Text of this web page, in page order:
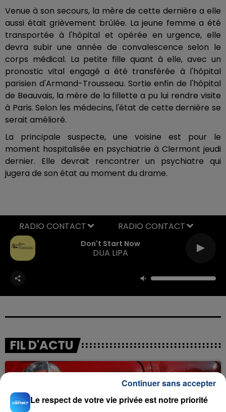
Venue à son secours, la mère de cette dernière a elle
aussi était grièvement brûlée. La jeune femme a été
transportée à l'hôpital et opérée en urgence, elle
devra subir une année de convalescence selon le
corps médical. La petite fille quant à elle, avec un
pronostic vital engagé a été transférée à l'hôpital
parisien d'Armand-Trousseau. Sortie enfin de l'hôpital
de Beauvais, la mère de la fillette a pu lui rendre visite
à Paris. Selon les médecins, l'état de cette dernière se
serait amélioré.
La principale suspecte, une voisine est pour le
moment hospitalisée en psychiatrie à Clermont jeudi
dernier. Elle devrait rencontrer un psychiatre qui
jugera de son état au moment du drame.
Don't Start Now
DUA LIPA
RADIO CONTACT
FIL D'ACTU
Le respect de votre vie privée est notre priorité
Continuer sans accepter